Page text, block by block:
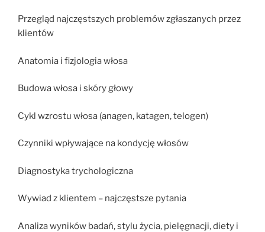
Przegląd najczęstszych problemów zgłaszanych przez
klientów
Anatomia i fizjologia włosa
Budowa włosa i skóry głowy
Cykl wzrostu włosa (anagen, katagen, telogen)
Czynniki wpływające na kondycję włosów
Diagnostyka trychologiczna
Wywiad z klientem – najczęstsze pytania
Analiza wyników badań, stylu życia, pielęgnacji, diety i